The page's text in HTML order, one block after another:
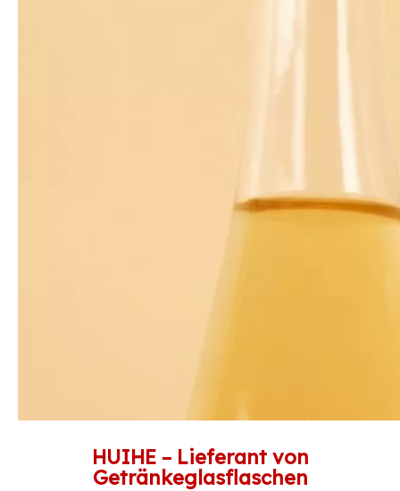
HUIHE – Lieferant von
Getränkeglasflaschen